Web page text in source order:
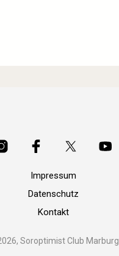
Impressum
Datenschutz
Kontakt
Soroptimist Club Marburg